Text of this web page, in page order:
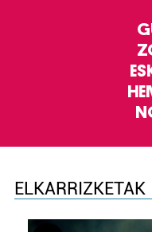
ELKARRIZKETAK